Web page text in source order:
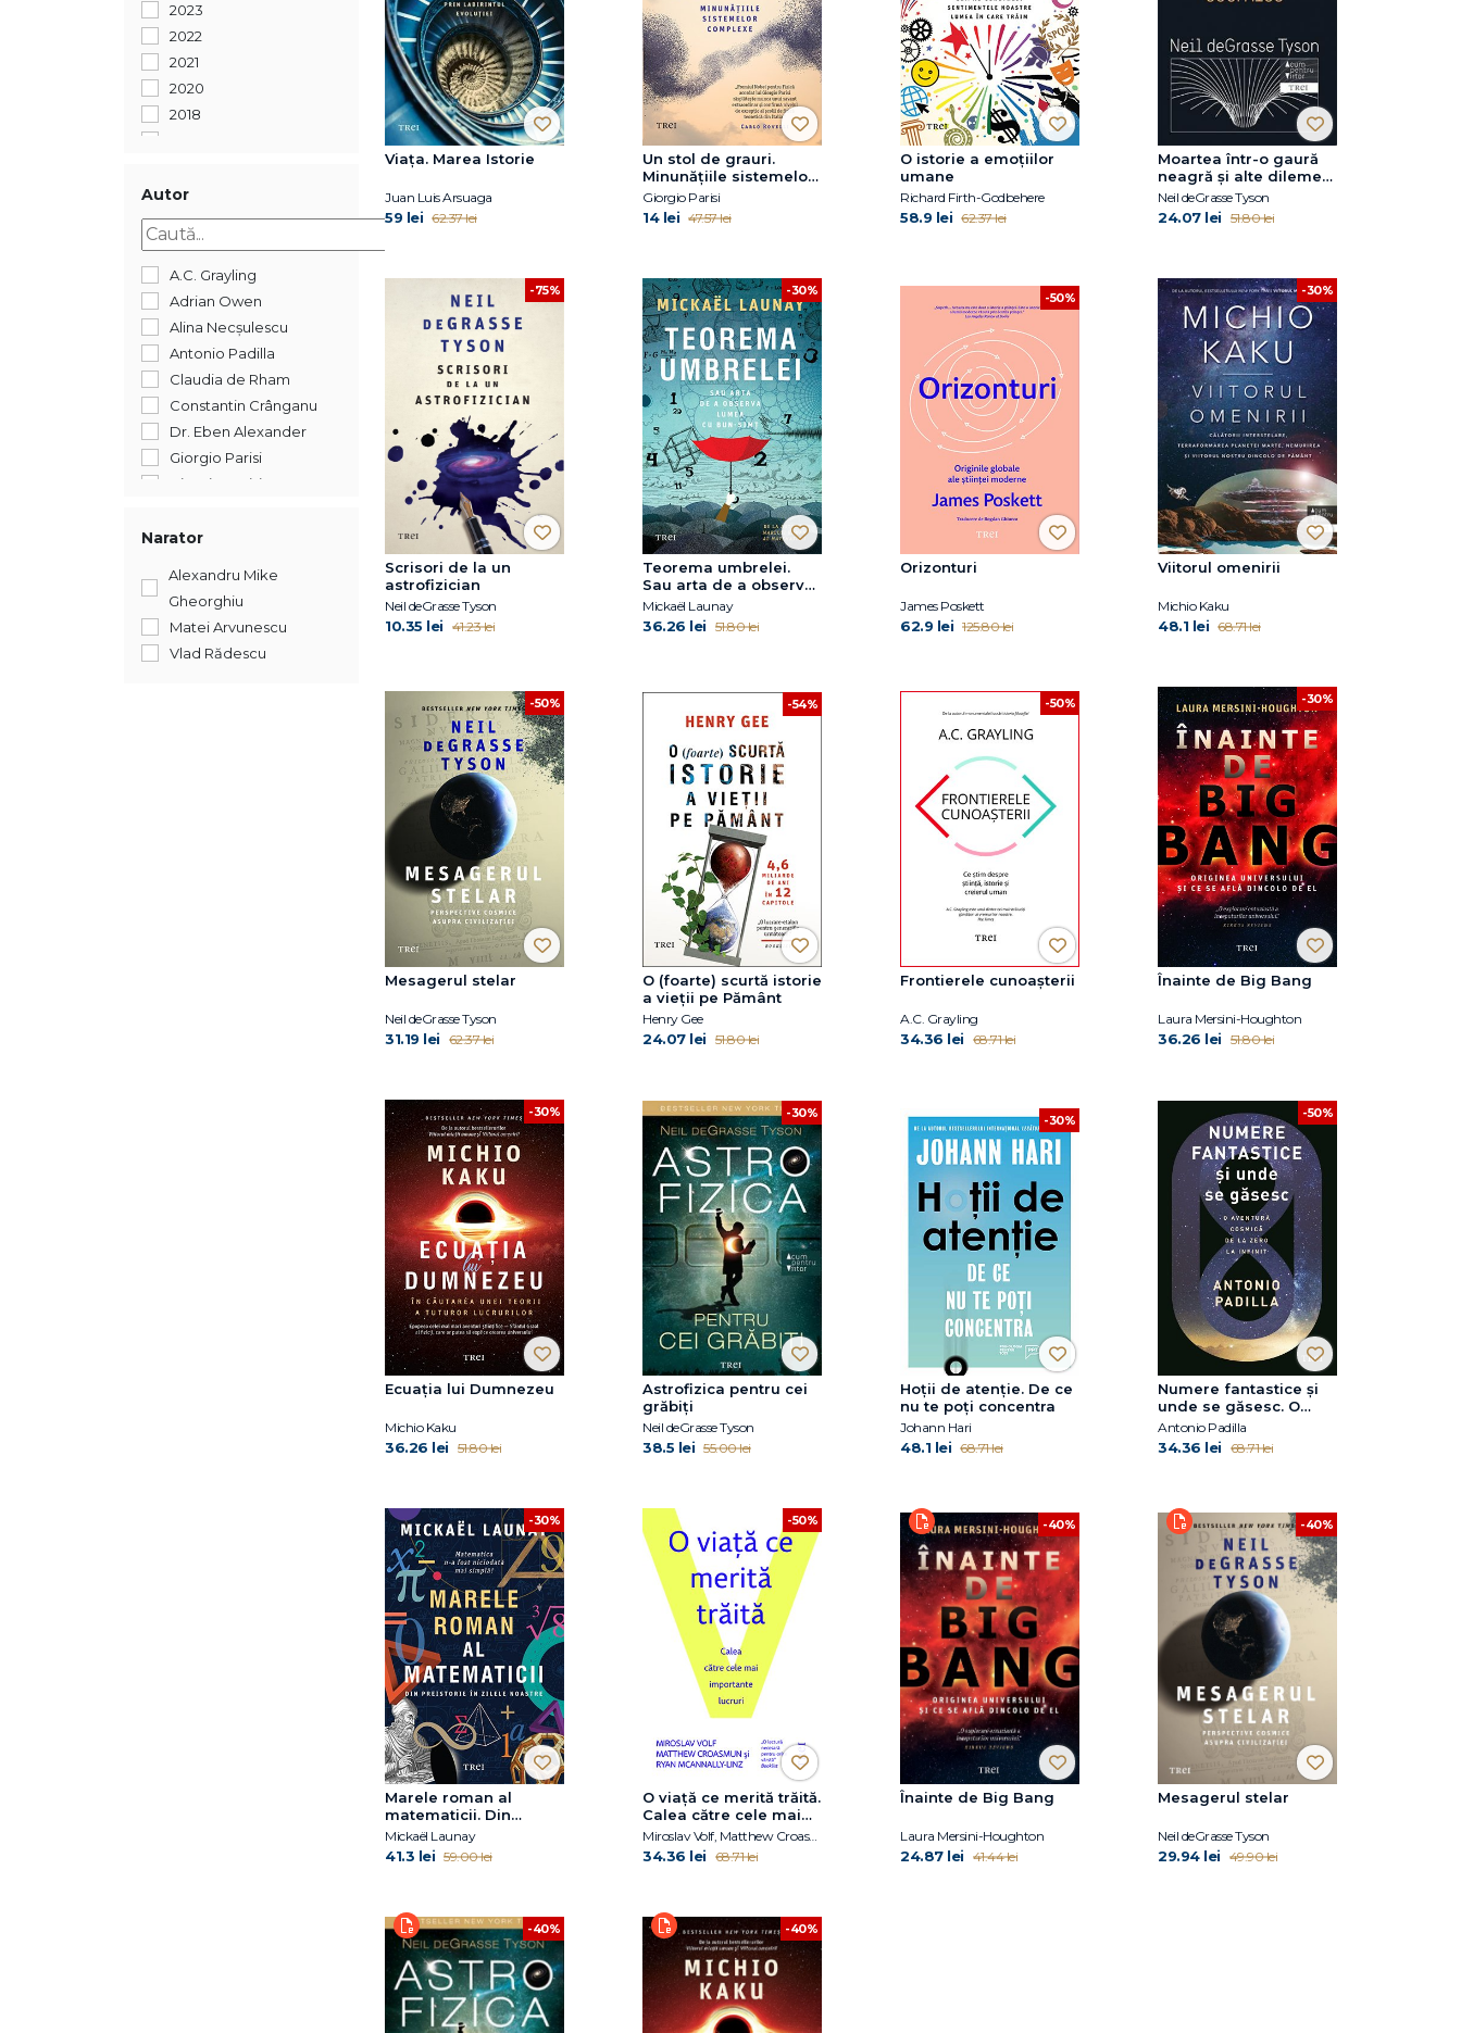
2023
2022
2021
2020
2018
Autor
A.C. Grayling
Adrian Owen
Alina Necșulescu
Antonio Padilla
Claudia de Rham
Constantin Crânganu
Dr. Eben Alexander
Giorgio Parisi
Giorgio Parisi
Henry Gee
Juan Luis Arsuaga
Narator
Alexandru Mike
Gheorghiu
Matei Arvunescu
Vlad Rădescu
Viața. Marea Istorie
Juan Luis Arsuaga
59 lei 62.37 lei
Un stol de grauri.
Minunățiile sistemelor
complexe
Giorgio Parisi
14 lei 47.57 lei
O istorie a emoțiilor
umane
Richard Firth-Godbehere
58.9 lei 62.37 lei
Moartea într-o gaură
neagră și alte dileme
cosmice
Neil deGrasse Tyson
24.07 lei 51.80 lei
-75%
Scrisori de la un
astrofizician
Neil deGrasse Tyson
10.35 lei 41.23 lei
-30%
Teorema umbrelei.
Sau arta de a observa
lumea cu bun-simț
Mickaël Launay
36.26 lei 51.80 lei
-50%
Orizonturi
James Poskett
62.9 lei 125.80 lei
-30%
Viitorul omenirii
Michio Kaku
48.1 lei 68.71 lei
-50%
Mesagerul stelar
Neil deGrasse Tyson
31.19 lei 62.37 lei
-54%
O (foarte) scurtă istorie
a vieții pe Pământ
Henry Gee
24.07 lei 51.80 lei
-50%
Frontierele cunoașterii
A.C. Grayling
34.36 lei 68.71 lei
-30%
Înainte de Big Bang
Laura Mersini-Houghton
36.26 lei 51.80 lei
-30%
Ecuația lui Dumnezeu
Michio Kaku
36.26 lei 51.80 lei
-30%
Astrofizica pentru cei
grăbiți
Neil deGrasse Tyson
38.5 lei 55.00 lei
-30%
Hoții de atenție. De ce
nu te poți concentra
Johann Hari
48.1 lei 68.71 lei
-50%
Numere fantastice și
unde se găsesc. O
aventura cosmică de
la zero la infinit
Antonio Padilla
34.36 lei 68.71 lei
-30%
Marele roman al
matematicii. Din
preistorie în zilele
noastre
Mickaël Launay
41.3 lei 59.00 lei
-50%
O viaţă ce merită trăită.
Calea către cele mai
importante lucruri
Miroslav Volf, Matthew Croasmun, Ryan McAnnally-Linz
34.36 lei 68.71 lei
-40%
Înainte de Big Bang
Laura Mersini-Houghton
24.87 lei 41.44 lei
-40%
Mesagerul stelar
Neil deGrasse Tyson
29.94 lei 49.90 lei
-40% -40%